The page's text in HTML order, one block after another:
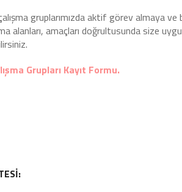
gruplarımızda aktif görev almaya
alanları, amaçları doğrultusunda size
Grupları Kayıt Formu.